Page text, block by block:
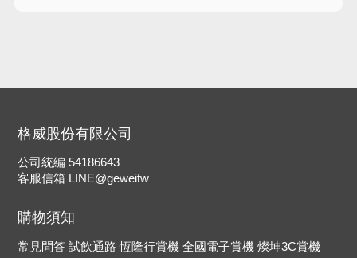
格威股份有限公司
公司統編 54186643
客服信箱 LINE@geweitw
購物須知
常見問答 試飲通路 恆隆行賞機 全國電子賞機 燦坤3C賞機